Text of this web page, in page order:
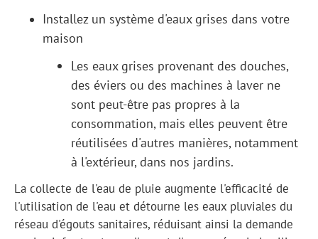
Installez un système d'eaux grises dans votre
maison
Les eaux grises provenant des douches,
des éviers ou des machines à laver ne
sont peut-être pas propres à la
consommation, mais elles peuvent être
réutilisées d'autres manières, notamment
à l'extérieur, dans nos jardins.
La collecte de l'eau de pluie augmente l'efficacité de
l'utilisation de l'eau et détourne les eaux pluviales du
réseau d'égouts sanitaires, réduisant ainsi la demande